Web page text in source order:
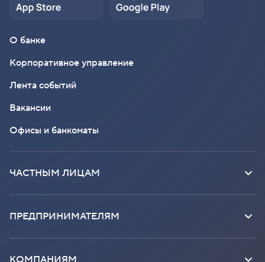
О банке
Корпоративное управление
Лента событий
Вакансии
Офисы и банкоматы
ЧАСТНЫМ ЛИЦАМ
ПРЕДПРИНИМАТЕЛЯМ
КОМПАНИЯМ